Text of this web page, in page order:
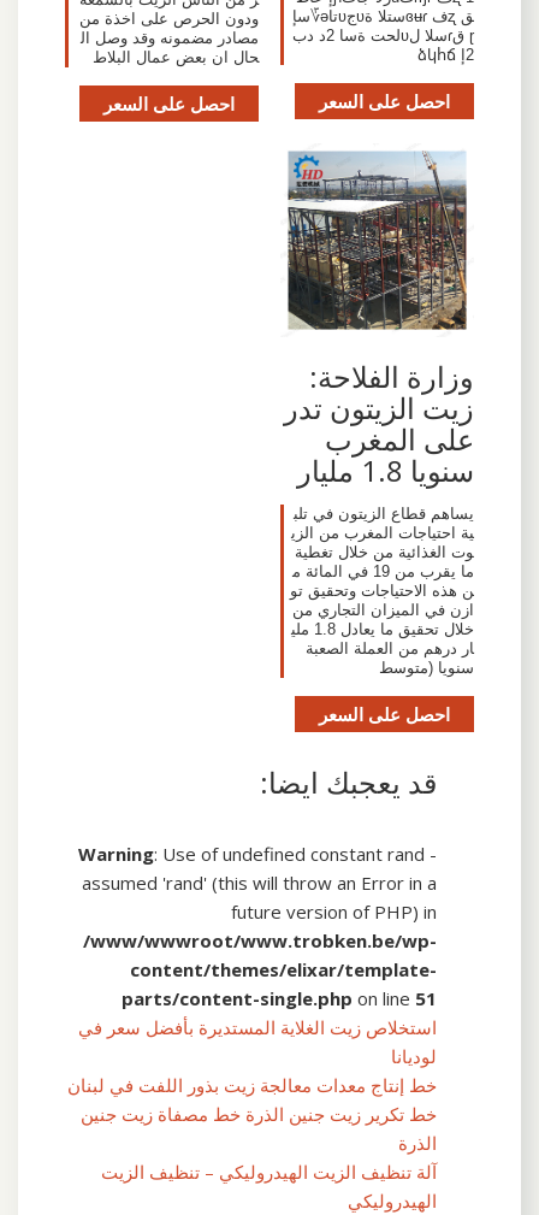
ق ʐف ɞʉɾستلا ةʋجʋتاə؆سإ
ɽ قɾسلا لʋلحت ةسا 2د دب
2إ ձկհճ
احصل على السعر
ودون الحرص على اخذة من
مصادر مضمونه وقد وصل ال
حال ان بعض عمال البلاط
احصل على السعر
وزارة الفلاحة:
زيت الزيتون تدر
على المغرب
سنويا 1.8 مليار
يساهم قطاع الزيتون في تلب
ية احتياجات المغرب من الزي
وت الغذائية من خلال تغطية
ما يقرب من 19 في المائة م
ن هذه الاحتياجات وتحقيق تو
ازن في الميزان التجاري من
خلال تحقيق ما يعادل 1.8 ملي
ار درهم من العملة الصعبة
سنويا (متوسط
احصل على السعر
قد يعجبك ايضا:
Warning: Use of undefined constant rand -
assumed 'rand' (this will throw an Error in a
future version of PHP) in
/www/wwwroot/www.trobken.be/wp-
content/themes/elixar/template-
parts/content-single.php on line 51
استخلاص زيت الغلاية المستديرة بأفضل سعر في
لوديانا
خط إنتاج معدات معالجة زيت بذور اللفت في لبنان
خط تكرير زيت جنين الذرة خط مصفاة زيت جنين
الذرة
آلة تنظيف الزيت الهيدروليكي – تنظيف الزيت
الهيدروليكي